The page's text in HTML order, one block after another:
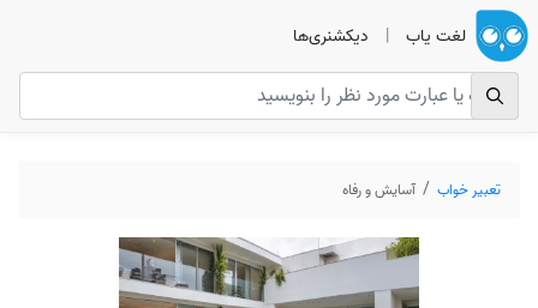
لغت یاب | دیکشنری‌ها
تعبیر خواب آسایش و رفاه